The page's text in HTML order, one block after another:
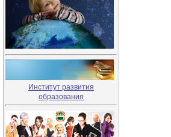
Институт развития
образования